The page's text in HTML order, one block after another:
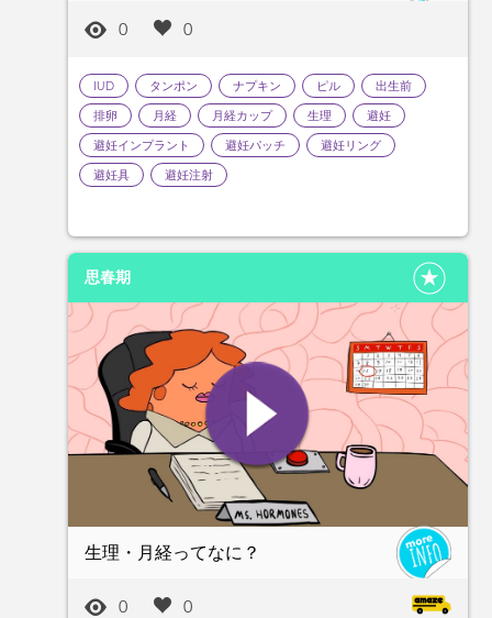
0 0
IUD タンポン ナプキン ピル
出生前
排卵
月経 月経カップ 生理
避妊
避妊インプラント
避妊パッチ
避妊リング
避妊具
避妊注射
思春期
生理・月経ってなに？
0 0